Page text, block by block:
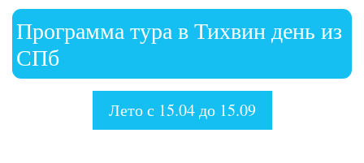
Программа тура в Тихвин день из
СПб
Лето с 15.04 до 15.09